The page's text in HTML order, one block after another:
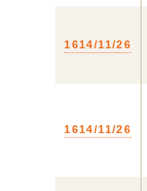
1614/11/26
1614/11/26